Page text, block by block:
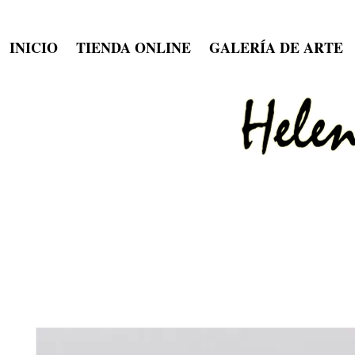
INICIO TIENDA ONLINE GALERÍA DE ARTE